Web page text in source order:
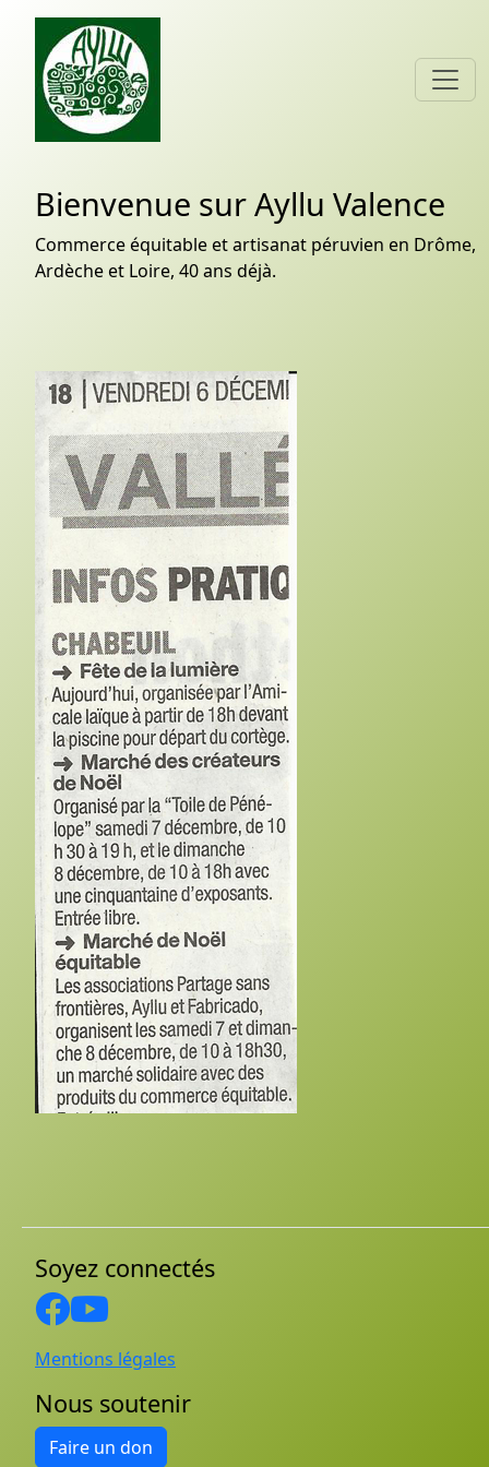
Bienvenue sur Ayllu Valence
Commerce équitable et artisanat péruvien en Drôme,
Ardèche et Loire, 40 ans déjà.
Soyez connectés
Mentions légales
Nous soutenir
Faire un don